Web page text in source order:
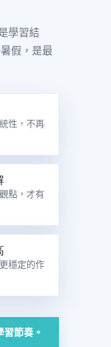
學習結
假，是最
性，不再
點，才有
穩定的作
節奏。